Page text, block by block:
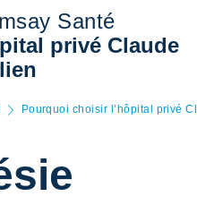
Santé
privé Claude
Pourquoi choisir l’hôpital privé